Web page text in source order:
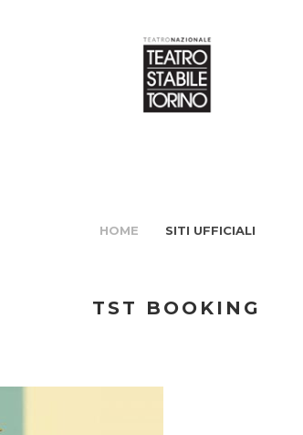
HOME SITI UFFICIALI
TST BOOKING